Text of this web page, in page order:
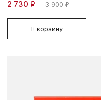
2 730 ₽ 3 900 ₽
В корзину